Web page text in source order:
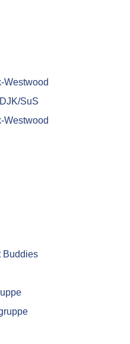
Westwood
SuS
Westwood
Buddies